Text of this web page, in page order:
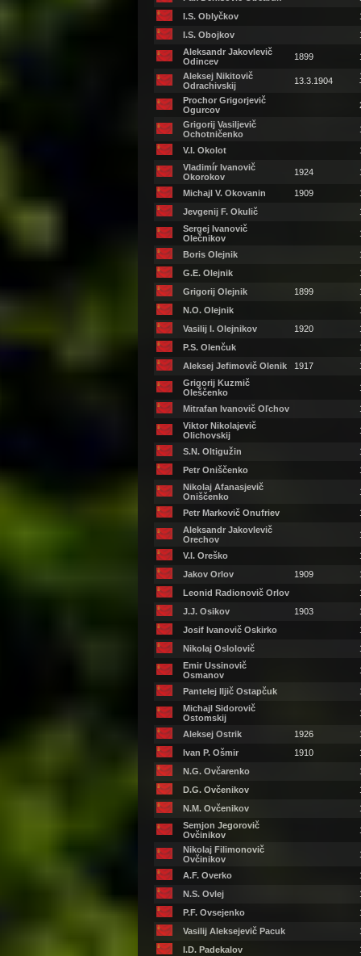
I.S. Oblyčkov
I.S. Obojkov
Aleksandr Jakovlevič
Odincev
1899
Aleksej Nikitovič
Odrachivskij
13.3.1904
Prochor Grigorjevič
Ogurcov
Grigorij Vasiljevič
Ochotničenko
V.I. Okolot
Vladimír Ivanovič
Okorokov
1924
Michajl V. Okovanin 1909
Jevgenij F. Okulič
Sergej Ivanovič
Olečnikov
Boris Olejnik
G.E. Olejnik
Grigorij Olejnik
1899
N.O. Olejnik
Vasilij I. Olejnikov
1920
P.S. Olenčuk
Aleksej Jefimovič Olenik
1917
Grigorij Kuzmič
Oleščenko
Mitrafan Ivanovič Oľchov
Viktor Nikolajevič
Olichovskij
S.N. Oltigužin
Petr Oniščenko
Nikolaj Afanasjevič
Oniščenko
Petr Markovič Onufriev
Aleksandr Jakovlevič
Orechov
V.I. Oreško
Jakov Orlov
1909
Leonid Radionovič Orlov
J.J. Osikov
1903
Josif Ivanovič Oskirko
Nikolaj Oslolovič
Emir Ussinovič
Osmanov
Pantelej Iljič Ostapčuk
Michajl Sidorovič
Ostomskij
Aleksej Ostrik 1926
Ivan P. Ošmir
1910
N.G. Ovčarenko
D.G. Ovčenikov
N.M. Ovčenikov
Semjon Jegorovič
Ovčinikov
Nikolaj Filimonovič
Ovčinikov
A.F. Overko
N.S. Ovlej
P.F. Ovsejenko
Vasilij Aleksejevič Pacuk
I.D. Padekalov